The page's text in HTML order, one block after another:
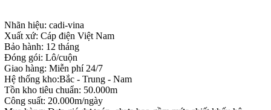
Nhãn hiệu: cadi-vina
Xuất xứ: Cáp điện Việt Nam
Bảo hành: 12 tháng
Đóng gói: Lô/cuộn
Giao hàng: Miễn phí 24/7
Hệ thống kho:Bắc - Trung - Nam
Tồn kho tiêu chuẩn: 50.000m
Công suất: 20.000m/ngày